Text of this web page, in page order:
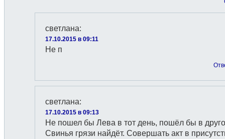
светлана:
17.10.2015 в 09:11
Не п
светлана:
17.10.2015 в 09:13
Не пошел бы Лева в тот день, пошёл бы в
Свинья грязи найдёт. Совершать акт в